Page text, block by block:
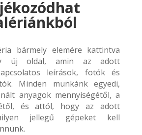
bármely elemére kattintva
új oldal, amin az adott
leírások, fotók és
Minden munkánk egyedi,
anyagok mennyiségétől, a
és attól, hogy az adott
jellegű gépeket kell